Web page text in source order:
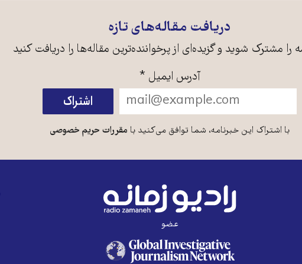
دریافت مقاله‌های تازه
را مشترک شوید و گزیده‌ای از پرخواننده‌ترین مقاله‌ها را دریافت کنید
آدرس ایمیل *
با اشتراک این خبرنامه، شما توافق می‌کنید با مقررات حریم خصوصی
عضو